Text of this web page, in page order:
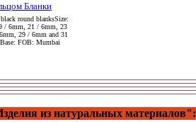
Бланки
round blanksSize:
/ 6mm, 21 / 6mm, 23
29 / 6mm and 31
FOB: Mumbai
из натуральных материалов":